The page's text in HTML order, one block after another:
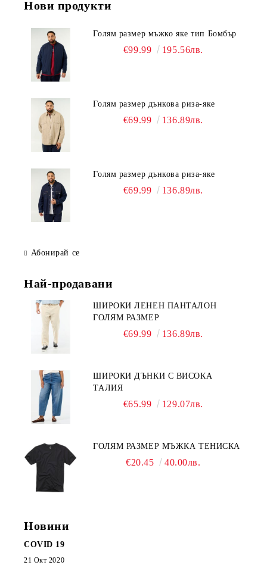
Нови продукти
Голям размер мъжко яке тип Бомбър
€99.99 195.56лв.
Голям размер дънкова риза-яке
€69.99 136.89лв.
Голям размер дънкова риза-яке
€69.99 136.89лв.
Абонирай се
Най-продавани
ШИРОКИ ЛЕНЕН ПАНТАЛОН
ГОЛЯМ РАЗМЕР
€69.99 136.89лв.
ШИРОКИ ДЪНКИ С ВИСОКА
ТАЛИЯ
€65.99 129.07лв.
ГОЛЯМ РАЗМЕР МЪЖКА ТЕНИСКА
€20.45 40.00лв.
Новини
COVID 19
21 Окт 2020